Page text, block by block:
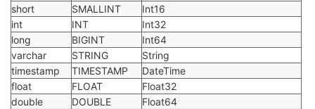
的
课
我
的
我
的
技
术
我
的
云
short
SMALLINT
Int16
int
INT
Int32
long
BIGINT
Int64
varchar
STRING
String
timestamp
TIMESTAMP
DateTime
float
FLOAT
Float32
double
DOUBLE
Float64